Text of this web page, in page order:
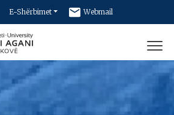
E-Shërbimet Webmail
Newsletter